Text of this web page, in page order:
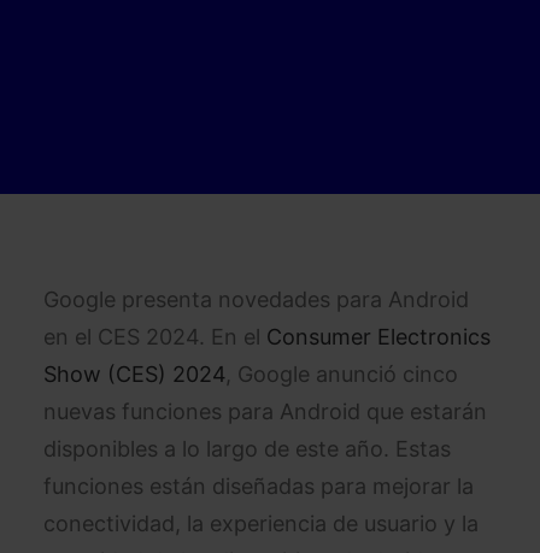
Google presenta novedades para Android
en el CES 2024. En el Consumer Electronics
Show (CES) 2024, Google anunció cinco
nuevas funciones para Android que estarán
disponibles a lo largo de este año. Estas
funciones están diseñadas para mejorar la
conectividad, la experiencia de usuario y la